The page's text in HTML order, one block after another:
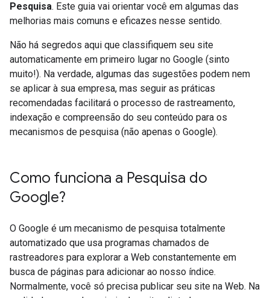
Pesquisa. Este guia vai orientar você em algumas das
melhorias mais comuns e eficazes nesse sentido.
Não há segredos aqui que classifiquem seu site
automaticamente em primeiro lugar no Google (sinto
muito!). Na verdade, algumas das sugestões podem nem
se aplicar à sua empresa, mas seguir as práticas
recomendadas facilitará o processo de rastreamento,
indexação e compreensão do seu conteúdo para os
mecanismos de pesquisa (não apenas o Google).
Como funciona a Pesquisa do
Google?
O Google é um mecanismo de pesquisa totalmente
automatizado que usa programas chamados de
rastreadores para explorar a Web constantemente em
busca de páginas para adicionar ao nosso índice.
Normalmente, você só precisa publicar seu site na Web. Na